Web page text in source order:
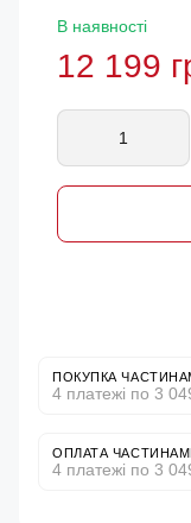
В наявності
12 199
ПОКУПКА
4 платежі по 3
ОПЛАТА
4 платежі по 3